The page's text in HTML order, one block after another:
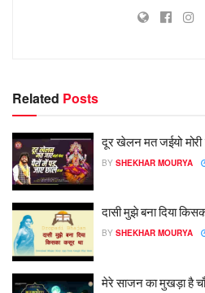
Related Posts
दूर खेलन मत जईयो मोरी
BY SHEKHAR MOURYA
दासी मुझे बना दिया
BY SHEKHAR MOURYA
मेरे साजन का मुखड़ा है